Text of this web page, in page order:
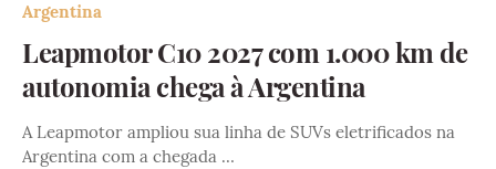
Argentina
Leapmotor C10 2027 com 1.000 km de
autonomia chega à Argentina
A Leapmotor ampliou sua linha de SUVs eletrificados na
Argentina com a chegada …